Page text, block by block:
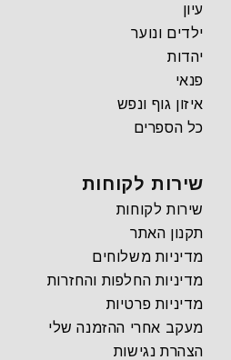
עיון
ילדים ונוער
יהדות
פנאי
איזון גוף ונפש
כל הספרים
שירות לקוחות
שירות לקוחות
תקנון האתר
מדיניות משלוחים
מדיניות החלפות והחזרות
מדיניות פרטיות
מעקב אחרי ההזמנה שלי
הצהרת נגישות